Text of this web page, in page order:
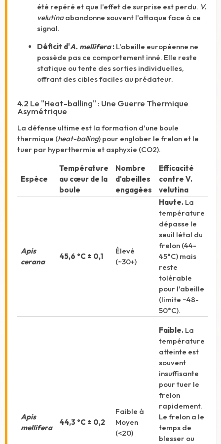
été repéré et que l'effet de surprise est perdu. V.
velutinaabandonne souvent l'attaque face à ce
signal.
Déficit d'A. mellifera: L'abeille européenne ne
possède pas ce comportement inné. Elle reste
statique ou tente des sorties individuelles,
offrant des cibles faciles au prédateur.
4.2 Le "Heat-balling" : Une Guerre Thermique
Asymétrique
La défense ultime est la formation d'une boule
thermique (heat-balling) pour englober le frelon et le
tuer par hyperthermie et asphyxie (CO2).
Espèce
Température
au cœur de la
boule
Nombre
d'abeilles
engagées
Efficacité
contre V.
velutina
Apis
cerana
45,6 °C ± 0,1
Élevé
(~30+)
Haute. La
température
dépasse le
seuil létal du
frelon (44-
45°C) mais
reste
tolérable
pour l'abeille
(limite ~48-
50°C).
Apis
mellifera
44,3 °C ± 0,2
Faible à
Moyen
(<20)
Faible. La
température
atteinte est
souvent
insuffisante
pour tuer le
frelon
rapidement.
Le frelon a le
temps de
blesser ou